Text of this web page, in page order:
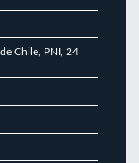
Chile, PNI, 24